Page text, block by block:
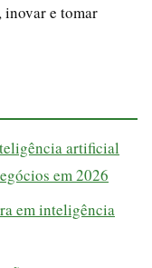
inovar e tomar
artificial
em 2026
em inteligência